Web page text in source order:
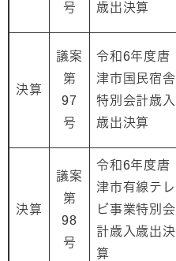
号
歳出決算
決算
議案
第
97
号
令和6年度唐
津市国民宿舎
特別会計歳入
歳出決算
決算
議案
第
98
号
令和6年度唐
津市有線テレ
ビ事業特別会
計歳入歳出決
算